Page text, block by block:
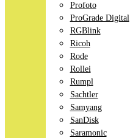
Profoto
ProGrade Digital
RGBlink
Ricoh
Rode
Rollei
Rumpl
Sachtler
Samyang
SanDisk
Saramonic